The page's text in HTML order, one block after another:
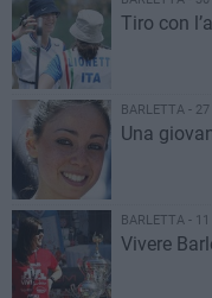
Tiro con
BARLETTA -
Una
BARLETTA -
Vivere